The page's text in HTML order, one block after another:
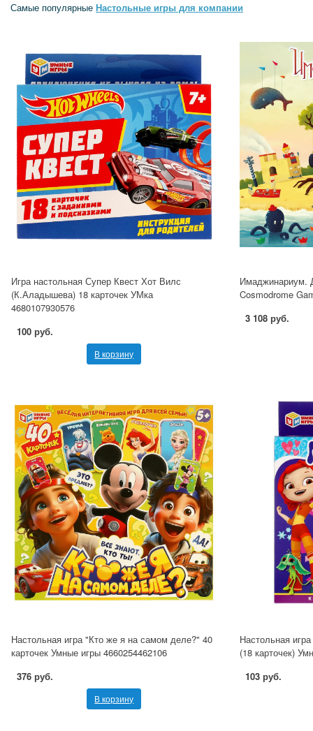
Самые популярные Настольные игры для компании
Игра настольная Супер Квест Хот Вилс
(К.Аладышева) 18 карточек УМка
4680107930576
100 руб.
В корзину
Имаджинариум.
Cosmodrome
3 108 руб.
Настольная игра "Кто же я на самом деле?" 40
карточек Умные игры 4660254462106
376 руб.
В корзину
Настольная
(18 карточек)
103 руб.